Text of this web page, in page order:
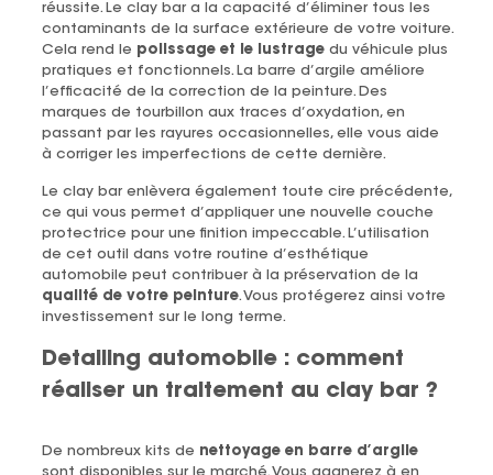
réussite. Le clay bar a la capacité d’éliminer tous les
contaminants de la surface extérieure de votre voiture.
Cela rend le polissage et le lustragedu véhicule plus
pratiques et fonctionnels. La barre d’argile améliore
l’efficacité de la correction de la peinture. Des
marques de tourbillon aux traces d’oxydation, en
passant par les rayures occasionnelles, elle vous aide
à corriger les imperfections de cette dernière.
Le clay bar enlèvera également toute cire précédente,
ce qui vous permet d’appliquer une nouvelle couche
protectrice pour une finition impeccable. L’utilisation
de cet outil dans votre routine d’esthétique
automobile peut contribuer à la préservation de la
qualité de votre peinture. Vous protégerez ainsi votre
investissement sur le long terme.
Detailing automobile : comment
réaliser un traitement au clay bar ?
De nombreux kits de
nettoyage en barre d’argile